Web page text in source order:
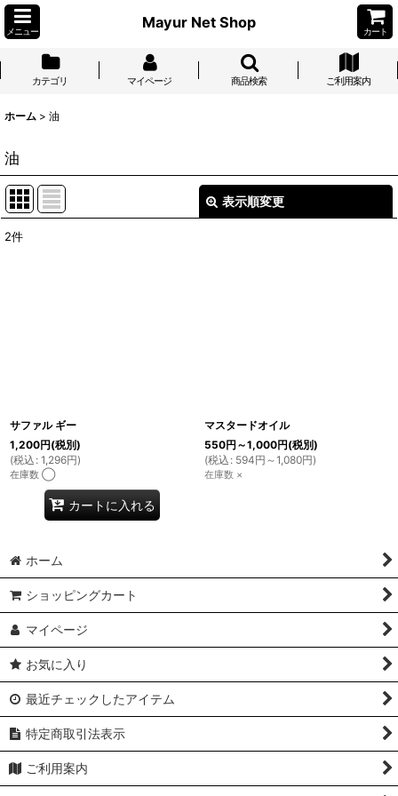
メニュー
Mayur Net Shop
カート
カテゴリ マイページ 商品検索 ご利用案内
ホーム > 油
油
表示順変更
2件
サファル ギー
1,200円(税別)
(税込 : 1,296円)
在庫数 ◯
カートに入れる
マスタードオイル
550円 ～1,000円(税別)
(税込 : 594円 ～1,080円)
在庫数 ×
ホーム
ショッピングカート
マイページ
お気に入り
最近チェックしたアイテム
特定商取引法表示
ご利用案内